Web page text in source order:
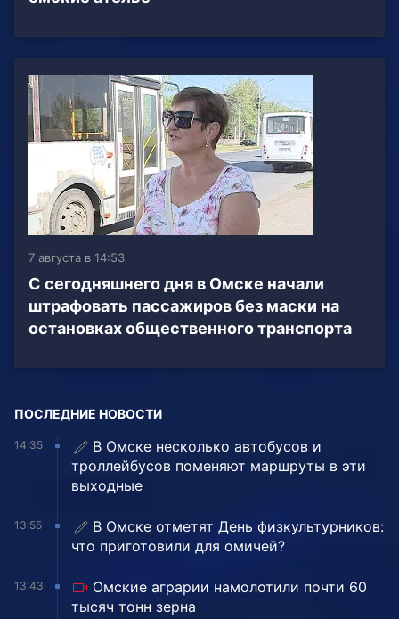
7 августа в 14:53
С сегодняшнего дня в Омске начали
штрафовать пассажиров без маски на
остановках общественного транспорта
ПОСЛЕДНИЕ НОВОСТИ
14:35
В Омске несколько автобусов и
троллейбусов поменяют маршруты в эти
выходные
13:55
В Омске отметят День физкультурников:
что приготовили для омичей?
13:43
Омские аграрии намолотили почти 60
тысяч тонн зерна